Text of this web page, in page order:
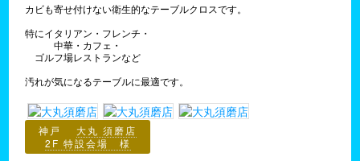
カビも寄せ付けない衛生的なテーブルクロスです。
特にイタリアン・フレンチ・
中華・カフェ・
ゴルフ場レストランなど
汚れが気になるテーブルに最適です。
神戸大丸 須磨店
2F 特設会場 様